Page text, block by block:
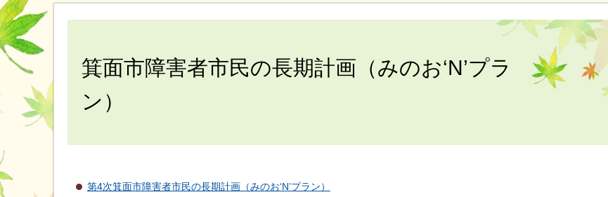
箕面市障害者市民の長期計画（みのお‘N’プラ
ン）
第4次箕面市障害者市民の長期計画（みのお‘N’プラン）